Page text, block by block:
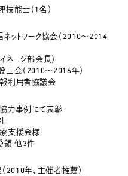
技能士（1名）
ネットワーク協会（2010〜2014
ネージ部会長）
士会（2010〜2016年）
利用者協議会
力事例にて表彰
支援会様
領他3件
2010年、主催者推薦）